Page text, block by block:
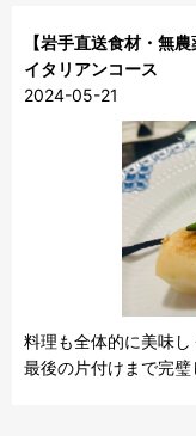
【岩手直送食材・無
イタリアンコース
2024-05-21
料理も全体的に美味し
最後の片付けまで完璧